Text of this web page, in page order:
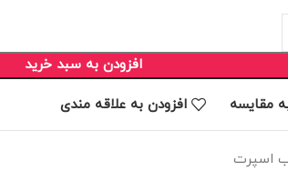
افزودن به سبد خرید
مقایسه افزودن به علاقه مندی
اسپرت